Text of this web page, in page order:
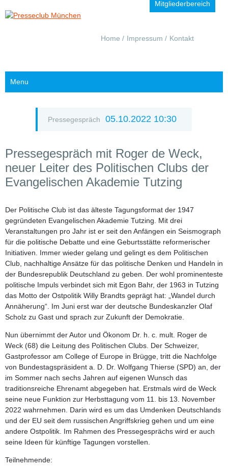
Mitgliederbereich
Navigation
Home Impressum Kontakt
Menu
Pressegespräch 05.10.2022 10:30
Pressegespräch mit Roger de Weck,
neuer Leiter des Politischen Clubs der
Evangelischen Akademie Tutzing
Der Politische Club ist das älteste Tagungsformat der 1947
gegründeten Evangelischen Akademie Tutzing. Mit drei
Veranstaltungen pro Jahr ist er seit den Anfängen ein Seismograph
für die politische Debatte und eine Geburtsstätte reformerischer
Initiativen. Immer wieder gelang und gelingt es dem Politischen
Club, nachhaltige Ansätze für das politische Denken und Handeln in
der Bundesrepublik Deutschland zu geben. Der wohl prominenteste
politische Impuls verbindet sich mit Egon Bahr, der 1963 in Tutzing
das Motto der Ostpolitik Willy Brandts geprägt hat: „Wandel durch
Annäherung“. Im Juni erst war der deutsche Bundeskanzler Olaf
Scholz zu Gast und sprach zur Zukunft der Demokratie.
Nun übernimmt der Autor und Ökonom Dr. h. c. mult. Roger de
Weck (68) die Leitung des Politischen Clubs. Der Schweizer,
Gastprofessor am College of Europe in Brügge, tritt die Nachfolge
von Bundestagspräsident a. D. Dr. Wolfgang Thierse (SPD) an, der
im Sommer nach sechs Jahren auf eigenen Wunsch das
traditionsreiche Ehrenamt abgegeben hat. Erstmals wird de Weck
seine neue Funktion zur Herbsttagung vom 11. bis 13. November
2022 wahrnehmen. Darin wird es um das Umdenken Deutschlands
und der EU seit dem russischen Angriffskrieg gehen und um eine
andere Ostpolitik. Im Rahmen des Pressegesprächs wird er auch
seine Ideen für künftige Tagungen vorstellen.
Teilnehmende: